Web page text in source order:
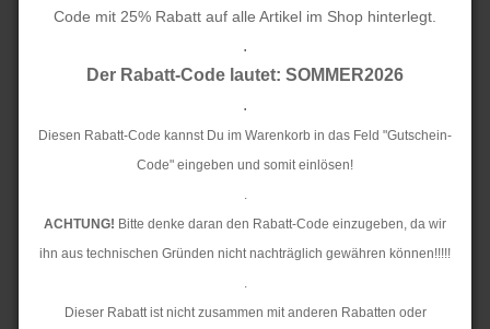
Code mit 25% Rabatt auf alle Artikel im Shop hinterlegt.
.
Der Rabatt-Code lautet: SOMMER2026
.
Diesen Rabatt-Code kannst Du im Warenkorb in das Feld "Gutschein-
Code" eingeben und somit einlösen!
.
ACHTUNG! Bitte denke daran den Rabatt-Code einzugeben, da wir
ihn aus technischen Gründen nicht nachträglich gewähren können!!!!!
.
Dieser Rabatt ist nicht zusammen mit anderen Rabatten oder